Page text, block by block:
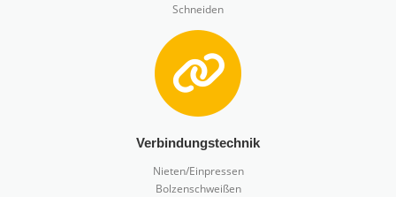
Schneiden
Verbindungstechnik
Nieten/Einpressen
Bolzenschweißen